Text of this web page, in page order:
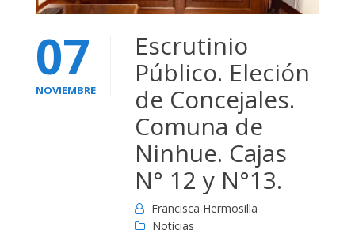
07
NOVIEMBRE
Escrutinio
Público. Eleción
de Concejales.
Comuna de
Ninhue. Cajas
N° 12 y N°13.
Francisca Hermosilla
Noticias